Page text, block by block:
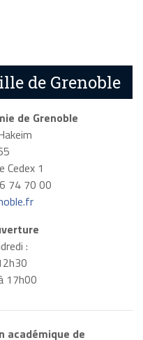
de Grenoble
de Grenoble
Cedex 1
74 70 00
:
17h00
académique de